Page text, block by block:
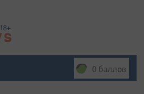
0 баллов